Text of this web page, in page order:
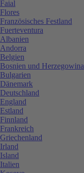
Faial
Flores
Französisches Festland
Fuerteventura
Albanien
Andorra
Belgien
Bosnien und Herzegowina
Bulgarien
Dänemark
Deutschland
England
Estland
Finnland
Frankreich
Griechenland
Irland
Island
Italien